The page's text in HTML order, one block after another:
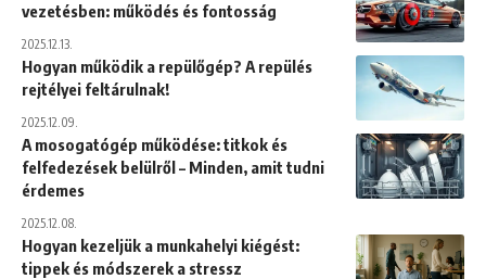
vezetésben: működés és fontosság
2025.12.13.
Hogyan működik a repülőgép? A repülés
rejtélyei feltárulnak!
2025.12.09.
A mosogatógép működése: titkok és
felfedezések belülről – Minden, amit tudni
érdemes
2025.12.08.
Hogyan kezeljük a munkahelyi kiégést:
tippek és módszerek a stressz